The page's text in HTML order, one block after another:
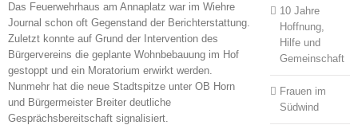
Das Feuerwehrhaus am Annaplatz war im Wiehre
Journal schon oft Gegenstand der Berichterstattung.
Zuletzt konnte auf Grund der Intervention des
Bürgervereins die geplante Wohnbebauung im Hof
gestoppt und ein Moratorium erwirkt werden.
Nunmehr hat die neue Stadtspitze unter OB Horn
und Bürgermeister Breiter deutliche
Gesprächsbereitschaft signalisiert.
10 Jahre
Hoffnung,
Hilfe und
Gemeinschaft
Frauen im
Südwind